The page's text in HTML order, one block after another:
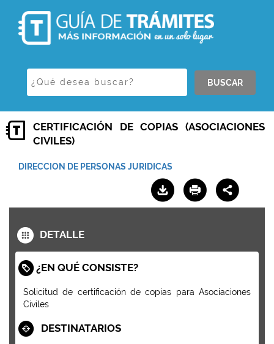
BUSCAR
CERTIFICACIÓN DE COPIAS (ASOCIACIONES
CIVILES)
DIRECCION DE PERSONAS JURIDICAS
DETALLE
¿EN QUÉ CONSISTE?
Solicitud de certificación de copias para Asociaciones
Civiles
DESTINATARIOS